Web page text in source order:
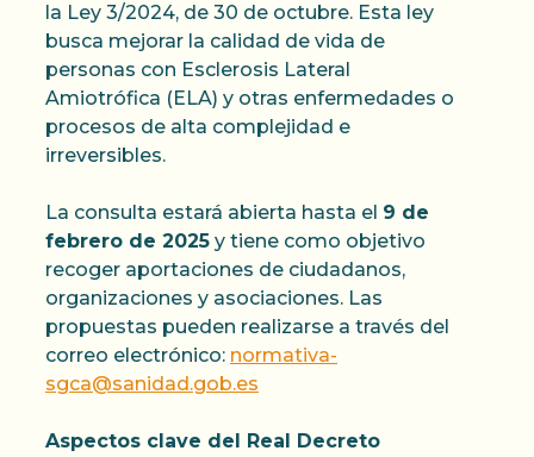
la Ley 3/2024, de 30 de octubre. Esta ley
busca mejorar la calidad de vida de
personas con Esclerosis Lateral
Amiotrófica (ELA) y otras enfermedades o
procesos de alta complejidad e
irreversibles.
La consulta estará abierta hasta el 9 de
febrero de 2025 y tiene como objetivo
recoger aportaciones de ciudadanos,
organizaciones y asociaciones. Las
propuestas pueden realizarse a través del
correo electrónico: normativa-
sgca@sanidad.gob.es
Aspectos clave del Real Decreto